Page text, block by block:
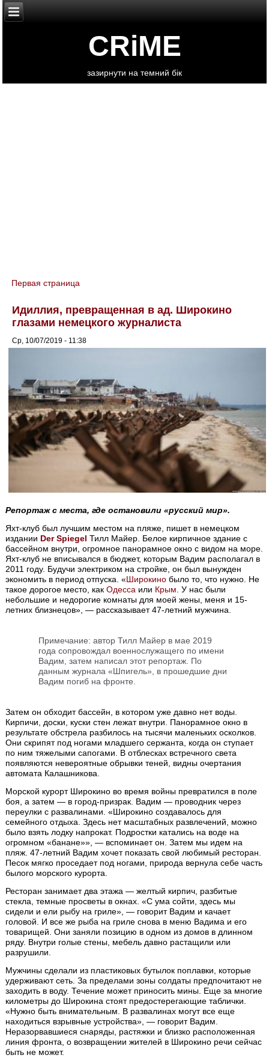
CRiME
зазирнути на темний бік
You are here
Первая страница
Идиллия, превращенная в ад. Широкино
глазами немецкого журналиста
Ср, 10/07/2019 - 11:38
Репортаж с места, где остановили «русский мир».
Яхт-клуб был лучшим местом на пляже, пишет в немецком
издании Der Spiegel Тилл Майер. Белое кирпичное здание с
бассейном внутри, огромное панорамное окно с видом на море.
Яхт-клуб не вписывался в бюджет, которым Вадим располагал в
2011 году. Будучи электриком на стройке, он был вынужден
экономить в период отпуска. «Широкино было то, что нужно. Не
такое дорогое место, какОдесса или Крым. У нас были
небольшие и недорогие комнаты для моей жены, меня и 15-
летних близнецов», — рассказывает 47-летний мужчина.
Примечание: автор Тилл Майер в мае 2019
года сопровождал военнослужащего по имени
Вадим, затем написал этот репортаж. По
данным журнала «Шпигель», в прошедшие дни
Вадим погиб на фронте.
Затем он обходит бассейн, в котором уже давно нет воды.
Кирпичи, доски, куски стен лежат внутри. Панорамное окно в
результате обстрела разбилось на тысячи маленьких осколков.
Они скрипят под ногами младшего сержанта, когда он ступает
по ним тяжелыми сапогами. В отблесках встречного света
появляются невероятные обрывки теней, видны очертания
автомата Калашникова.
Морской курорт Широкино во время войны превратился в поле
боя, а затем — в город-призрак. Вадим — проводник через
переулки с развалинами. «Широкино создавалось для
семейного отдыха. Здесь нет масштабных развлечений, можно
было взять лодку напрокат. Подростки катались на воде на
огромном «банане»», — вспоминает он. Затем мы идем на
пляж. 47-летний Вадим хочет показать свой любимый ресторан.
Песок мягко проседает под ногами, природа вернула себе часть
былого морского курорта.
Ресторан занимает два этажа — желтый кирпич, разбитые
стекла, темные просветы в окнах. «С ума сойти, здесь мы
сидели и ели рыбу на гриле», — говорит Вадим и качает
головой. И все же рыба на гриле снова в меню Вадима и его
товарищей. Они заняли позицию в одном из домов в длинном
ряду. Внутри голые стены, мебель давно растащили или
разрушили.
Мужчины сделали из пластиковых бутылок поплавки, которые
удерживают сеть. За пределами зоны солдаты предпочитают не
заходить в воду. Течение может приносить мины. Еще за многие
километры до Широкина стоят предостерегающие таблички.
«Нужно быть внимательным. В развалинах могут все еще
находиться взрывные устройства», — говорит Вадим.
Неразорвавшиеся снаряды, растяжки и близко расположенная
линия фронта, о возвращении жителей в Широкино речи сейчас
быть не может.